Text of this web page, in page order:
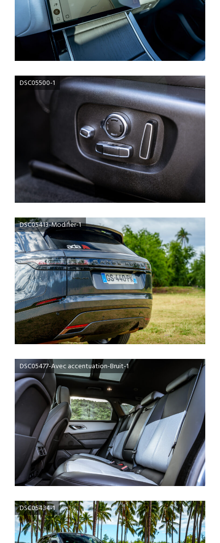
DSC05500-1
DSC05413-Modifier-1
DSC05477-Avec accentuation-Bruit-1
DSC05434-1